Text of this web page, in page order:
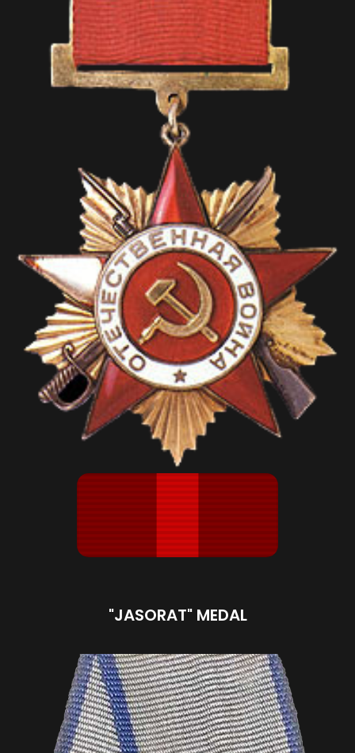
"JASORAT" MEDAL